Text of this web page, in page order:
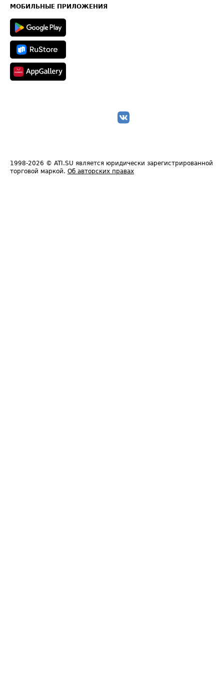
Техническая информация
МОБИЛЬНЫЕ ПРИЛОЖЕНИЯ
1998-2026 © ATI.SU является юридически зарегистрированной
торговой маркой. Об авторских правах